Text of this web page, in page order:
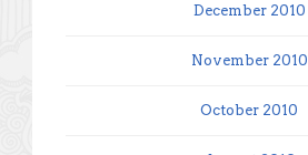
December 2010
November 2010
October 2010